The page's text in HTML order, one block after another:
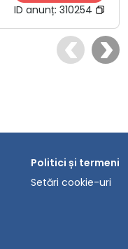
ID anunț: 310254
Politici și termeni
Setări cookie-uri